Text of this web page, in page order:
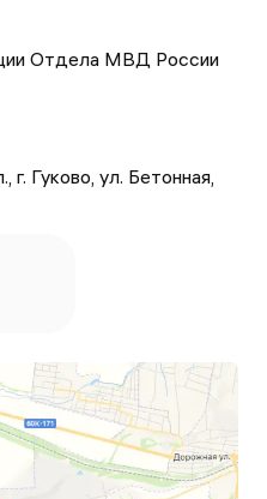
Отдела МВД России
Гуково, ул. Бетонная,